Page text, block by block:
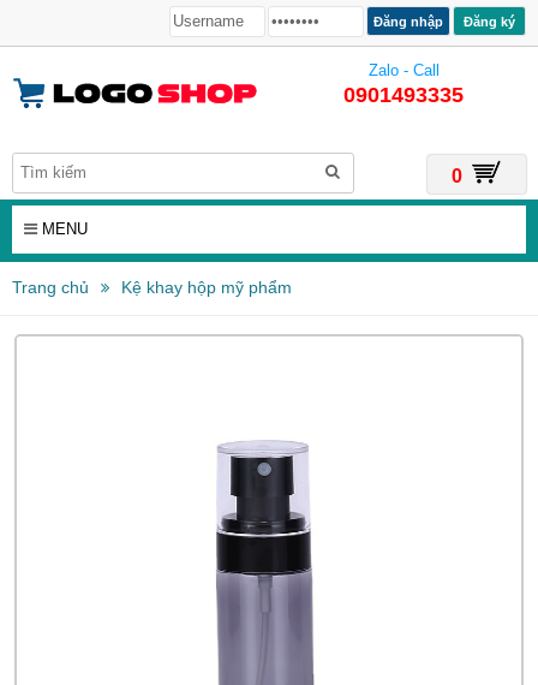
Đăng ký
Zalo - Call
0901493335
0
MENU
Trang chủ Kệ khay hộp mỹ phẩm